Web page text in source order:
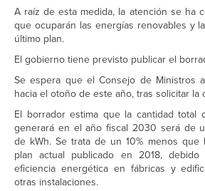
A raíz de esta medida, la atención se ha
que ocuparán las energías renovables y
último plan.
El gobierno tiene previsto publicar el
Se espera que el Consejo de Ministros
hacia el otoño de este año, tras solicitar la
El borrador estima que la cantidad total
generará en el año fiscal 2030 será de
de kWh. Se trata de un 10% menos que
plan actual publicado en 2018,
eficiencia energética en fábricas y
otras instalaciones.